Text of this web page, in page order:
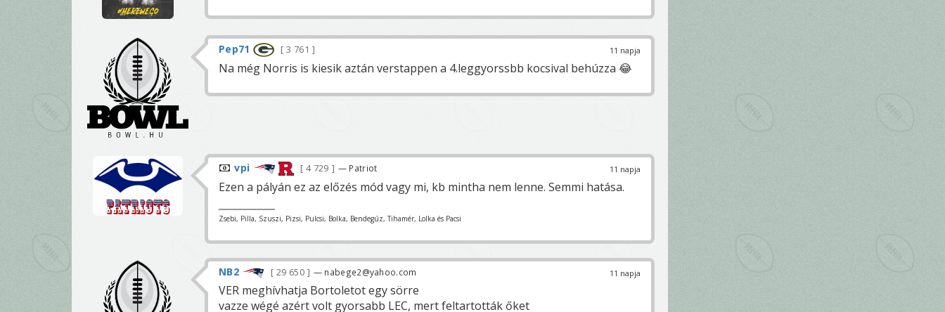
11 napja
Pep71 3 761
Na még Norris is kiesik aztán verstappen a 4.leggyorssbb kocsival behúzza 😂
11 napja
vpi 4 729 — Patriot
Ezen a pályán ez az előzés mód vagy mi, kb mintha nem lenne. Semmi hatása.
Zsebi, Pilla, Szuszi, Pizsi, Pulcsi, Bolka, Bendegúz, Tihamér, Lolka és Pacsi
11 napja
NB2 29 650 — nabege2@yahoo.com
VER meghívhatja Bortoletot egy sörre
vazze wégé azért volt gyorsabb LEC, mert feltartották őket